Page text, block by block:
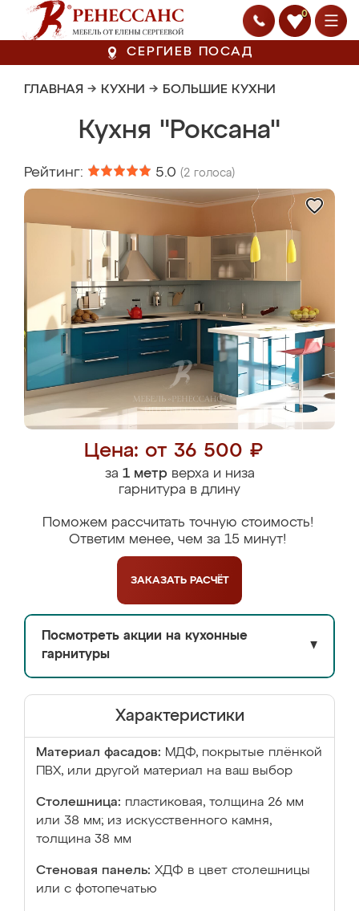
0
СЕРГИЕВ ПОСАД
ГЛАВНАЯ → КУХНИ → БОЛЬШИЕ КУХНИ
Кухня "Роксана"
Рейтинг: 5.0 (2 голоса)
Цена: от 36 500 ₽
за 1 метрверха и низа
гарнитура в длину
Поможем рассчитать точную стоимость!
Ответим менее, чем за 15 минут!
ЗАКАЗАТЬ РАСЧЁТ
Посмотреть акции на кухонные
гарнитуры
▼
Характеристики
Материал фасадов: МДФ, покрытые плёнкой
ПВХ, или другой материал на ваш выбор
Столешница: пластиковая, толщина 26 мм
или 38 мм; из искусственного камня,
толщина 38 мм
Стеновая панель: ХДФ в цвет столешницы
или с фотопечатью